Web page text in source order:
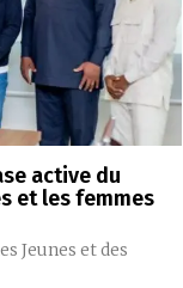
active du
et les femmes
Jeunes et des